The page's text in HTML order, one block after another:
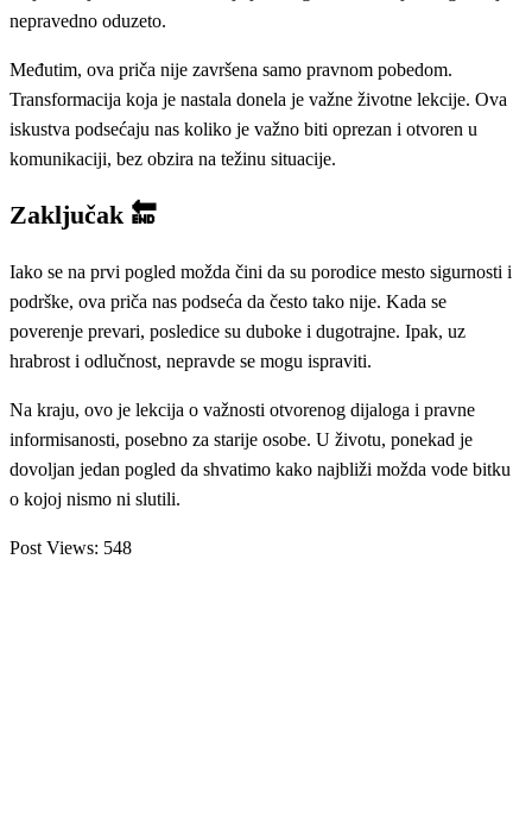
nepravedno oduzeto.
Međutim, ova priča nije završena samo pravnom pobedom.
Transformacija koja je nastala donela je važne životne lekcije. Ova
iskustva podsećaju nas koliko je važno biti oprezan i otvoren u
komunikaciji, bez obzira na težinu situacije.
Zaključak 🔚
Iako se na prvi pogled možda čini da su porodice mesto sigurnosti i
podrške, ova priča nas podseća da često tako nije. Kada se
poverenje prevari, posledice su duboke i dugotrajne. Ipak, uz
hrabrost i odlučnost, nepravde se mogu ispraviti.
Na kraju, ovo je lekcija o važnosti otvorenog dijaloga i pravne
informisanosti, posebno za starije osobe. U životu, ponekad je
dovoljan jedan pogled da shvatimo kako najbliži možda vode bitku
o kojoj nismo ni slutili.
Post Views: 548